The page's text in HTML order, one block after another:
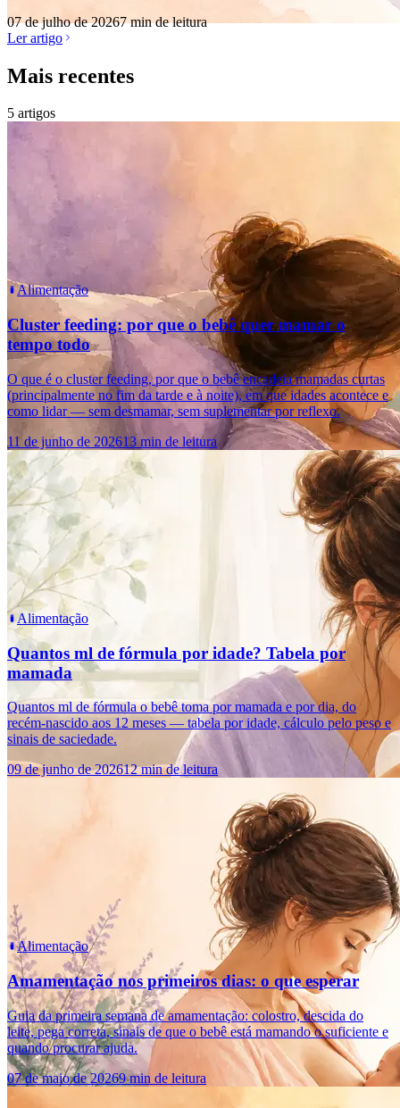
07 de julho de 20267 min de leitura
Ler artigo
Mais recentes
5 artigos
Alimentação
Cluster feeding: por que o bebê quer mamar o
tempo todo
O que é o cluster feeding, por que o bebê encadeia mamadas curtas
(principalmente no fim da tarde e à noite), em que idades acontece e
como lidar — sem desmamar, sem suplementar por reflexo.
11 de junho de 202613 min de leitura
Alimentação
Quantos ml de fórmula por idade? Tabela por
mamada
Quantos ml de fórmula o bebê toma por mamada e por dia, do
recém-nascido aos 12 meses — tabela por idade, cálculo pelo peso e
sinais de saciedade.
09 de junho de 202612 min de leitura
Alimentação
Amamentação nos primeiros dias: o que esperar
Guia da primeira semana de amamentação: colostro, descida do
leite, pega correta, sinais de que o bebê está mamando o suficiente e
quando procurar ajuda.
07 de maio de 20269 min de leitura